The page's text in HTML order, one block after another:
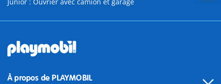
À propos de PLAYMOBIL